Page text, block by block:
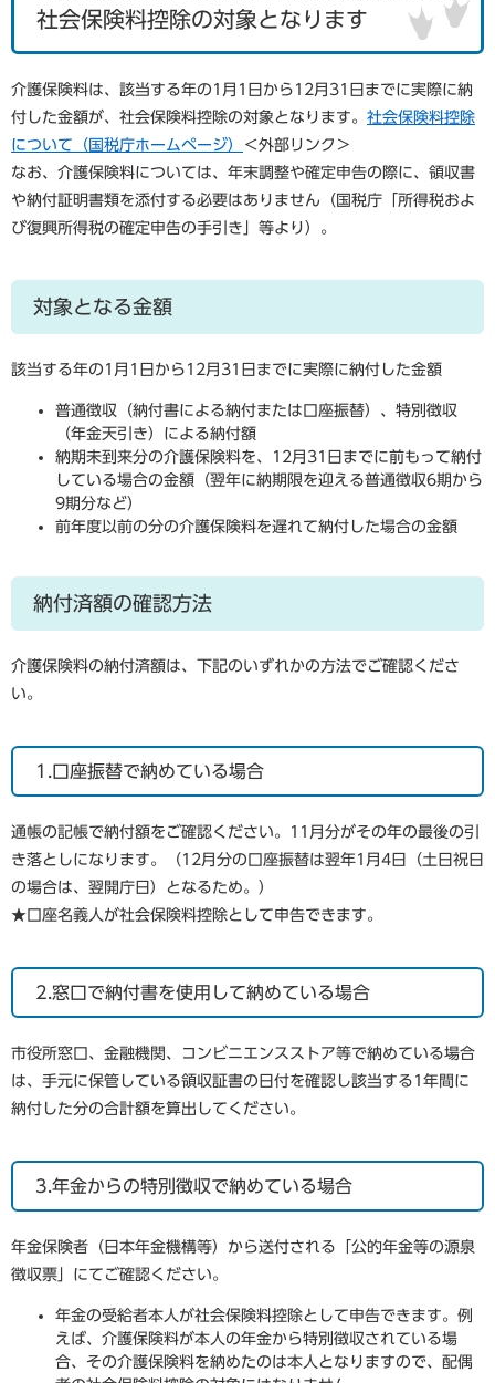
社会保険料控除の対象となります
介護保険料は、該当する年の1月1日から12月31日までに実際に納
付した金額が、社会保険料控除の対象となります。 社会保険料控除
について（国税庁ホームページ）
＜外部リンク＞
なお、介護保険料については、年末調整や確定申告の際に、領収書
や納付証明書類を添付する必要はありません（国税庁「所得税およ
び復興所得税の確定申告の手引き」等より）。
対象となる金額
該当する年の1月1日から12月31日までに実際に納付した金額
普通徴収（納付書による納付または口座振替）、特別徴収
（年金天引き）による納付額
納期未到来分の介護保険料を、12月31日までに前もって納付
している場合の金額（翌年に納期限を迎える普通徴収6期から
9期分など）
前年度以前の分の介護保険料を遅れて納付した場合の金額
納付済額の確認方法
介護保険料の納付済額は、下記のいずれかの方法でご確認くださ
い。
1.口座振替で納めている場合
通帳の記帳で納付額をご確認ください。11月分がその年の最後の引
き落としになります。（12月分の口座振替は翌年1月4日（土日祝日
の場合は、翌開庁日）となるため。）
★口座名義人が社会保険料控除として申告できます。
2.窓口で納付書を使用して納めている場合
市役所窓口、金融機関、コンビニエンスストア等で納めている場合
は、手元に保管している領収証書の日付を確認し該当する1年間に
納付した分の合計額を算出してください。
3.年金からの特別徴収で納めている場合
年金保険者（日本年金機構等）から送付される「公的年金等の源泉
徴収票」にてご確認ください。
年金の受給者本人が社会保険料控除として申告できます。例
えば、介護保険料が本人の年金から特別徴収されている場
合、その介護保険料を納めたのは本人となりますので、配偶